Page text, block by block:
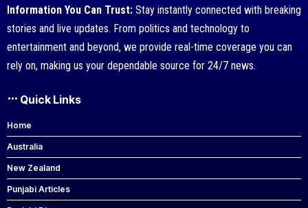
Information You Can Trust: Stay instantly connected with breaking
stories and live updates. From politics and technology to
entertainment and beyond, we provide real-time coverage you can
rely on, making us your dependable source for 24/7 news.
Quick Links
Home
Australia
New Zealand
Punjabi Articles